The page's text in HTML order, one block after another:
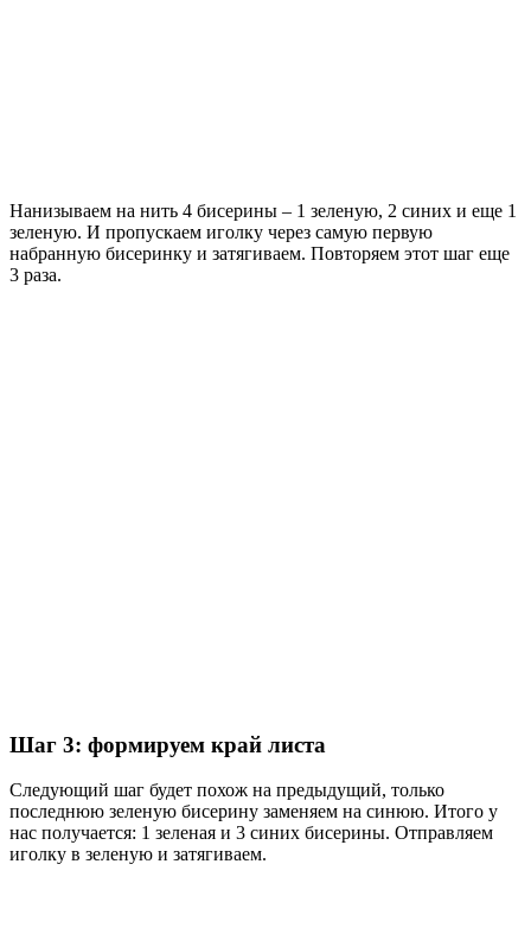
Нанизываем на нить 4 бисерины – 1 зеленую, 2 синих и еще 1
зеленую. И пропускаем иголку через самую первую
набранную бисеринку и затягиваем. Повторяем этот шаг еще
3 раза.
Шаг 3: формируем край листа
Следующий шаг будет похож на предыдущий, только
последнюю зеленую бисерину заменяем на синюю. Итого у
нас получается: 1 зеленая и 3 синих бисерины. Отправляем
иголку в зеленую и затягиваем.